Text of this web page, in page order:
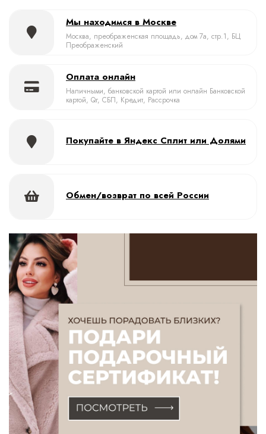
Мы находимся в Москве
Москва, преображенская площадь, дом 7а, стр.1, БЦ
Преображенский
Оплата онлайн
Наличными, банковской картой или онлайн Банковской
картой, Qr, СБП, Кредит, Рассрочка
Покупайте в Яндекс Сплит или Долями
Обмен/возврат по всей России